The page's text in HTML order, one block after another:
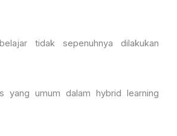
tidak sepenuhnya dilakukan
yang umum dalam hybrid learning